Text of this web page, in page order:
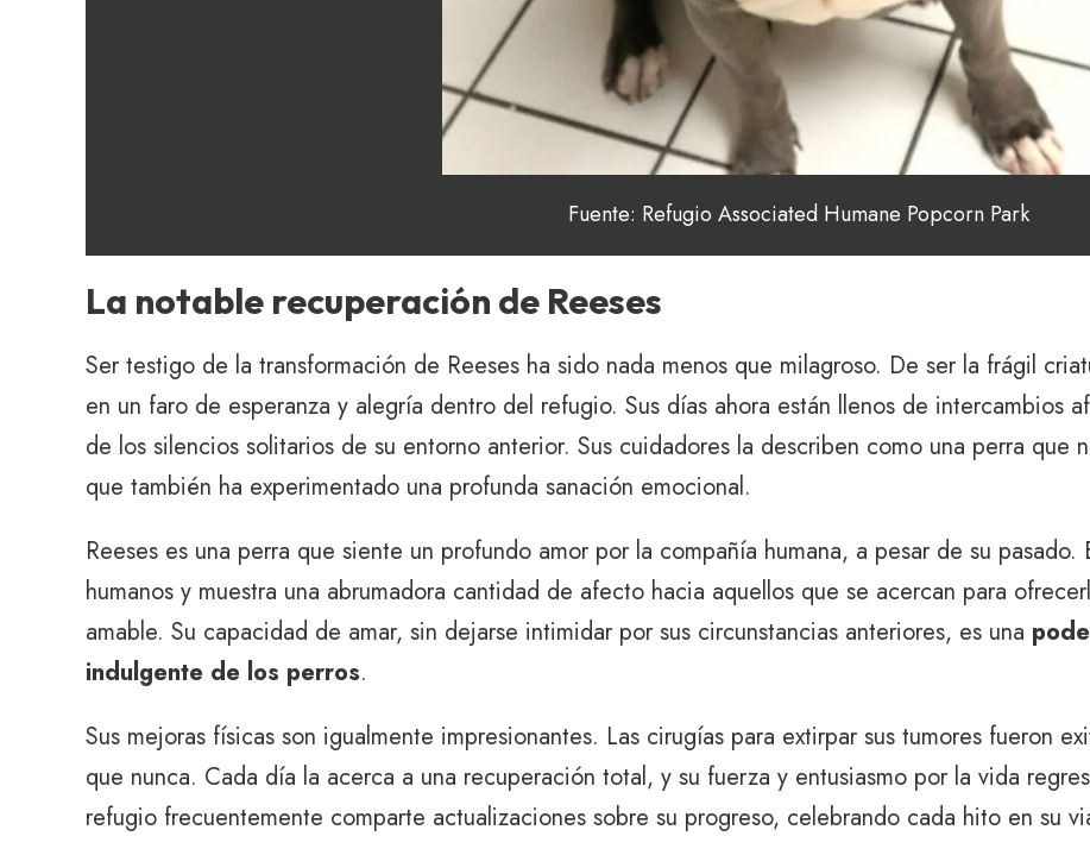
Fuente: Refugio Associated Humane Popcorn Park
La notable recuperación de Reeses
Ser testigo de la transformación de Reeses ha sido nada menos que milagroso. De ser la frágil
en un faro de esperanza y alegría dentro del refugio. Sus días ahora están llenos de intercambios
de los silencios solitarios de su entorno anterior. Sus cuidadores la describen como una perra que
que también ha experimentado una profunda sanación emocional.
Reeses es una perra que siente un profundo amor por la compañía humana, a pesar de su
humanos y muestra una abrumadora cantidad de afecto hacia aquellos que se acercan para
amable. Su capacidad de amar, sin dejarse intimidar por sus circunstancias anteriores, es una
indulgente de los perros.
Sus mejoras físicas son igualmente impresionantes. Las cirugías para extirpar sus tumores fueron
que nunca. Cada día la acerca a una recuperación total, y su fuerza y ​​entusiasmo por la vida
refugio frecuentemente comparte actualizaciones sobre su progreso, celebrando cada hito en su